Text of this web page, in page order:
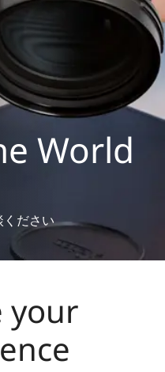
World
ください
your